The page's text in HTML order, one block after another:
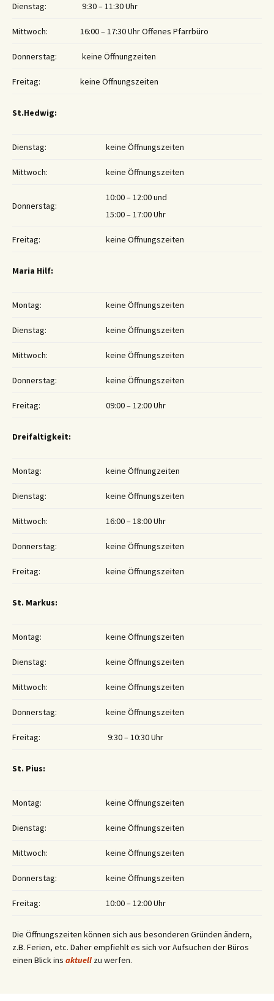
Dienstag: 9:30 – 11:30 Uhr
Mittwoch: 16:00 – 17:30 Uhr Offenes Pfarrbüro
Donnerstag: keine Öffnungzeiten
Freitag: keine Öffnungszeiten
St.Hedwig:
Dienstag: keine Öffnungszeiten
Mittwoch: keine Öffnungszeiten
Donnerstag:
10:00 – 12:00 und
15:00 – 17:00 Uhr
Freitag: keine Öffnungszeiten
Maria Hilf:
Montag: keine Öffnungszeiten
Dienstag: keine Öffnungszeiten
Mittwoch: keine Öffnungszeiten
Donnerstag: keine Öffnungszeiten
Freitag: 09:00 – 12:00 Uhr
Dreifaltigkeit:
Montag: keine Öffnungzeiten
Dienstag: keine Öffnungszeiten
Mittwoch: 16:00 – 18:00 Uhr
Donnerstag: keine Öffnungszeiten
Freitag: keine Öffnungszeiten
St. Markus:
Montag: keine Öffnungszeiten
Dienstag: keine Öffnungszeiten
Mittwoch: keine Öffnungszeiten
Donnerstag: keine Öffnungszeiten
Freitag: 9:30 – 10:30 Uhr
St. Pius:
Montag: keine Öffnungszeiten
Dienstag: keine Öffnungszeiten
Mittwoch: keine Öffnungszeiten
Donnerstag: keine Öffnungszeiten
Freitag: 10:00 – 12:00 Uhr
Die Öffnungszeiten können sich aus besonderen Gründen ändern,
z.B. Ferien, etc. Daher empfiehlt es sich vor Aufsuchen der Büros
einen Blick ins aktuell zu werfen.